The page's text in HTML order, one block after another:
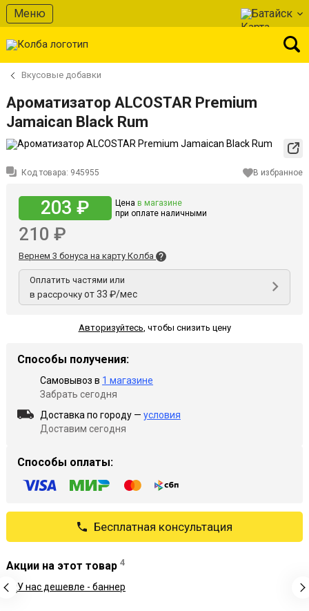
Меню Батайск
Вкусовые добавки
Ароматизатор ALCOSTAR Premium
Jamaican Black Rum
Код товара: 945955 В избранное
203 ₽ Цена в магазине
при оплате наличными
210 ₽
Вернем 3 бонуса на карту Колба
Оплатить частями или
в рассрочку от 33 ₽/мес
Авторизуйтесь, чтобы снизить цену
Способы получения:
Самовывоз в 1 магазине
Забрать сегодня
Доставка по городу — условия
Доставим сегодня
Способы оплаты:
Бесплатная консультация
Акции на этот товар 4